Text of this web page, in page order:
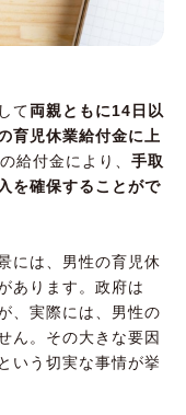
て両親ともに14日以
育児休業給付金に上
給付金により、 手取
を確保することがで
には、男性の育児休
あります。政府は
、実際には、男性の
ん。その大きな要因
いう切実な事情が挙